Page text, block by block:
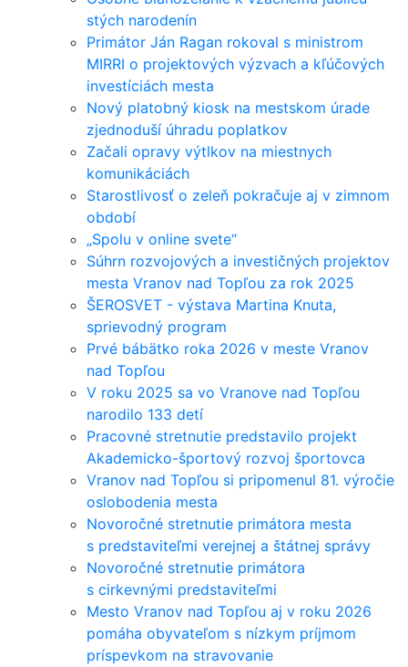
stých narodenín
Primátor Ján Ragan rokoval s ministrom
MIRRI o projektových výzvach a kľúčových
investíciách mesta
Nový platobný kiosk na mestskom úrade
zjednoduší úhradu poplatkov
Začali opravy výtlkov na miestnych
komunikáciách
Starostlivosť o zeleň pokračuje aj v zimnom
období
„Spolu v online svete“
Súhrn rozvojových a investičných projektov
mesta Vranov nad Topľou za rok 2025
ŠEROSVET - výstava Martina Knuta,
sprievodný program
Prvé bábätko roka 2026 v meste Vranov
nad Topľou
V roku 2025 sa vo Vranove nad Topľou
narodilo 133 detí
Pracovné stretnutie predstavilo projekt
Akademicko-športový rozvoj športovca
Vranov nad Topľou si pripomenul 81. výročie
oslobodenia mesta
Novoročné stretnutie primátora mesta
s predstaviteľmi verejnej a štátnej správy
Novoročné stretnutie primátora
s cirkevnými predstaviteľmi
Mesto Vranov nad Topľou aj v roku 2026
pomáha obyvateľom s nízkym príjmom
príspevkom na stravovanie